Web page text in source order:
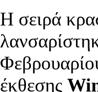
Η σειρά
έκθεσης